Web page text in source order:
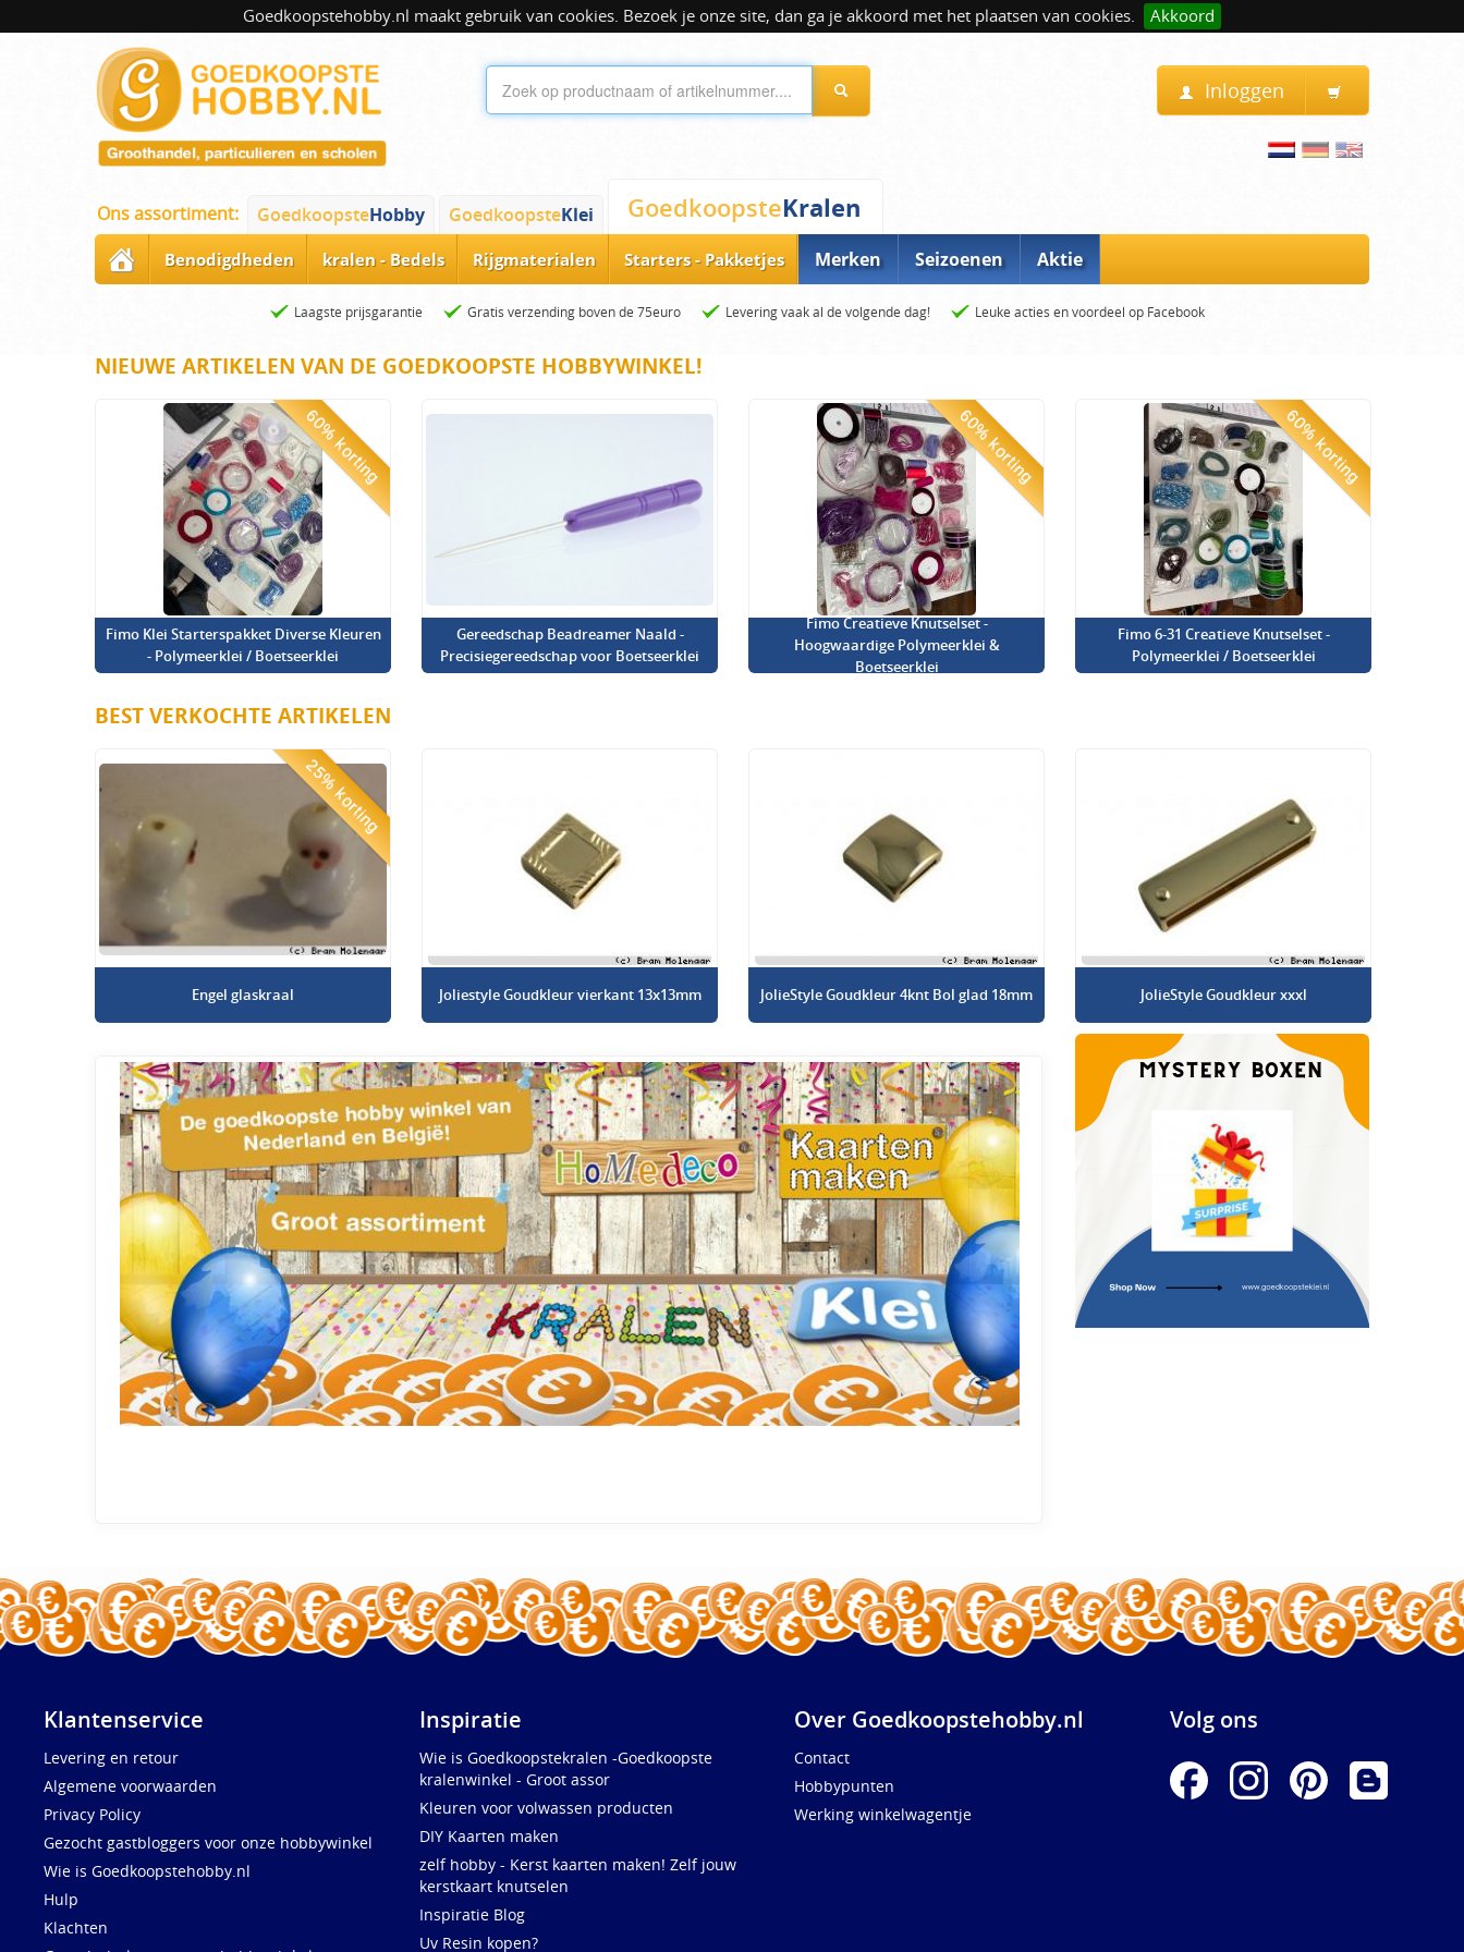
Goedkoopstehobby.nl maakt gebruik van cookies. Bezoek je onze site, dan ga je akkoord met het plaatsen van cookies. Akkoord
Inloggen
Ons assortiment: GoedkoopsteHobby GoedkoopsteKlei GoedkoopsteKralen
Benodigdheden kralen - Bedels Rijgmaterialen Starters - Pakketjes Merken Seizoenen Aktie
Laagste prijsgarantie Gratis verzending boven de 75euro Levering vaak al de volgende dag! Leuke acties en voordeel op Facebook
NIEUWE ARTIKELEN VAN DE GOEDKOOPSTE HOBBYWINKEL!
60% korting
Fimo Klei Starterspakket Diverse Kleuren
- Polymeerklei / Boetseerklei
Gereedschap Beadreamer Naald -
Precisiegereedschap voor Boetseerklei
60% korting
Fimo Creatieve Knutselset -
Hoogwaardige Polymeerklei &
Boetseerklei
60% korting
Fimo 6-31 Creatieve Knutselset -
Polymeerklei / Boetseerklei
BEST VERKOCHTE ARTIKELEN
25% korting
Engel glaskraal Joliestyle Goudkleur vierkant 13x13mm JolieStyle Goudkleur 4knt Bol glad 18mm JolieStyle Goudkleur xxxl
Klantenservice
Levering en retour
Algemene voorwaarden
Privacy Policy
Gezocht gastbloggers voor onze hobbywinkel
Wie is Goedkoopstehobby.nl
Hulp
Klachten
Inspiratie
Wie is Goedkoopstekralen -Goedkoopste
kralenwinkel - Groot assor
Kleuren voor volwassen producten
DIY Kaarten maken
zelf hobby - Kerst kaarten maken! Zelf jouw
kerstkaart knutselen
Inspiratie Blog
Uv Resin kopen?
Over Goedkoopstehobby.nl
Contact
Hobbypunten
Werking winkelwagentje
Volg ons